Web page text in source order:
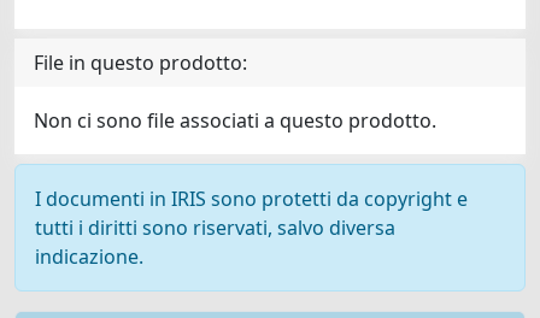
File in questo prodotto:
Non ci sono file associati a questo prodotto.
I documenti in IRIS sono protetti da copyright e
tutti i diritti sono riservati, salvo diversa
indicazione.